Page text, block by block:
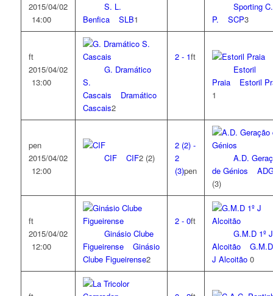
2015/04/02
14:00
S. L.
Benfica
SLB1
Sporting C.
P.
SCP3
ft
2015/04/02
13:00
G. Dramático
S.
Cascais
Dramático
Cascais2
2- 1ft
Estoril
Praia
Estoril
1
pen
2015/04/02
12:00
CIF CIF2 (2)
2 (2)-
2
(3)pen
A.D.
de Génios
(3)
ft
2015/04/02
12:00
Ginásio Clube
Figueirense
Ginásio
Clube Figueirense2
2- 0ft
G.M.D 1º J
Alcoitão
J Alcoitão 0